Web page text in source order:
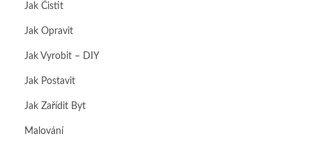
Jak Čistit
Jak Opravit
Jak Vyrobit – DIY
Jak Postavit
Jak Zařídit Byt
Malování